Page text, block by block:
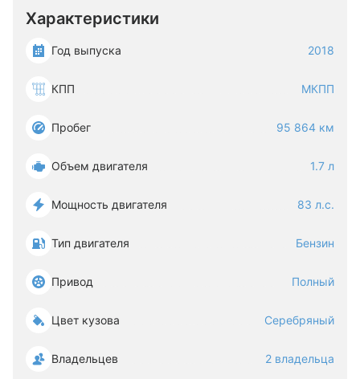
Характеристики
Год выпуска 2018
КПП МКПП
Пробег 95 864 км
Объем двигателя 1.7 л
Мощность двигателя 83 л.с.
Тип двигателя Бензин
Привод Полный
Цвет кузова Серебряный
Владельцев 2 владельца